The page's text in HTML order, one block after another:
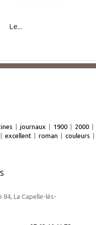
Le...
| journaux | 1900 | 2000 |
| excellent | roman | couleurs |
84, La Capelle-lès-